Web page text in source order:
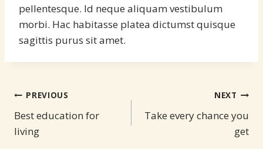
pellentesque. Id neque aliquam vestibulum
morbi. Hac habitasse platea dictumst quisque
sagittis purus sit amet.
Post
navigation
PREVIOUS
Best education for
living
NEXT
Take every chance you
get